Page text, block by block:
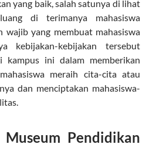
yang baik, salah satunya di lihat
di terimanya mahasiswa
wajib yang membuat mahasiswa
kebijakan-kebijakan tersebut
kampus ini dalam memberikan
meraih cita-cita atau
dan menciptakan mahasiswa-
Pendidikan